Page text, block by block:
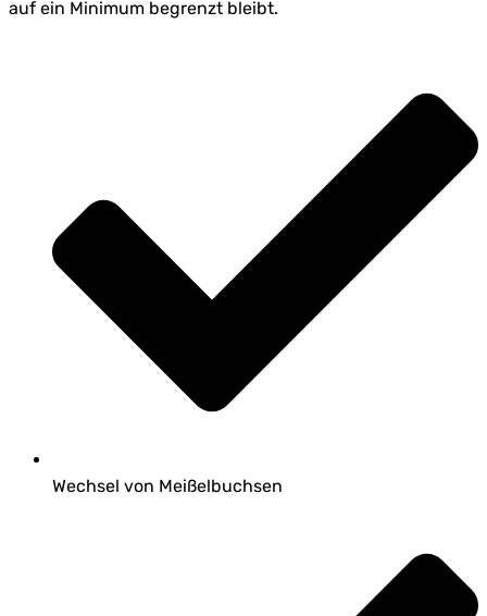
auf ein Minimum begrenzt bleibt.
Wechsel von Meißelbuchsen